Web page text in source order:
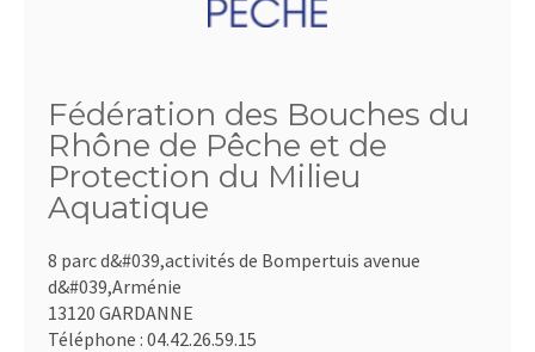
Fédération des Bouches du
Rhône de Pêche et de
Protection du Milieu
Aquatique
8 parc d&#039,activités de Bompertuis avenue
d&#039,Arménie
13120 GARDANNE
Téléphone : 04.42.26.59.15